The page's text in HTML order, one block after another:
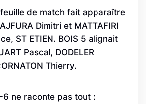
de match fait apparaître
Dimitri et MATTAFIRI
ST ETIEN. BOIS 5 alignait
Pascal, DODELER
Thierry.
6 ne raconte pas tout :